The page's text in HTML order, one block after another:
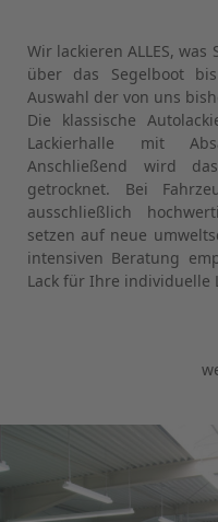
Wir lackieren ALLES,
über das Segelboot
Auswahl der von uns
Die klassische
Lackierhalle mit
Anschließend wird
getrocknet. Bei
ausschließlich
setzen auf neue
intensiven Beratung
Lack für Ihre individuelle